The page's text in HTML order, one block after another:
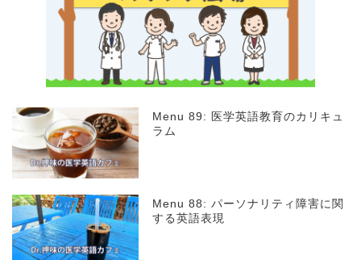
Menu 89: 医学英語教育のカリキュ
ラム
Menu 88: パーソナリティ障害に関
する英語表現